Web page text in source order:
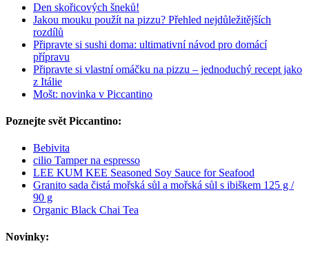
Den skořicových šneků!
Jakou mouku použít na pizzu? Přehled nejdůležitějších
rozdílů
Připravte si sushi doma: ultimativní návod pro domácí
přípravu
Připravte si vlastní omáčku na pizzu – jednoduchý recept jako
z Itálie
Mošt: novinka v Piccantino
Poznejte svět Piccantino:
Bebivita
cilio Tamper na espresso
LEE KUM KEE Seasoned Soy Sauce for Seafood
Granito sada čistá mořská sůl a mořská sůl s ibiškem 125 g /
90 g
Organic Black Chai Tea
Novinky: